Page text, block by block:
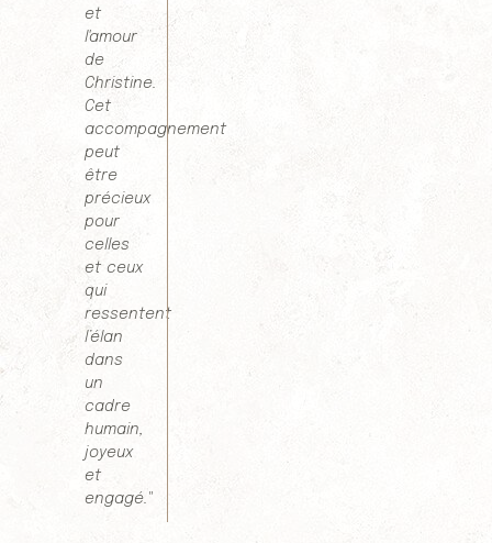
et
l'amour
de
Christine.
Cet
accompagnement
peut
être
précieux
pour
celles
et ceux
qui
ressentent
l’élan
dans
un
cadre
humain,
joyeux
et
engagé."